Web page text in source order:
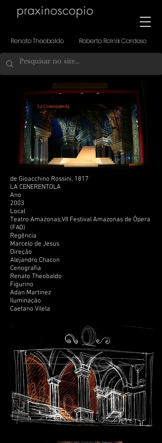
Renato Theobaldo Roberto Rolnik Cardoso
de Gioacchino Rossini, 1817
LA CENERENTOLA
Ano
2003
Local
Teatro Amazonas,VII Festival Amazonas de Ópera
(FAO)
Regência
Marcelo de Jesus
Direção
Alejandro Chacon
Cenografia
Renato Theobaldo
Figurino
Adan Martinez
Iluminação
Caetano Vilela